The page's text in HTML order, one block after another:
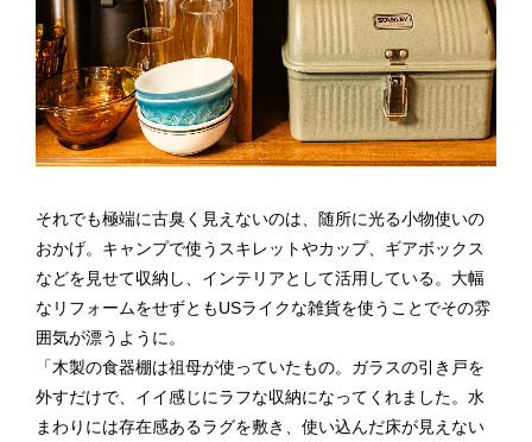
それでも極端に古臭く見えないのは、随所に光る小物使いの
おかげ。キャンプで使うスキレットやカップ、ギアボックス
などを見せて収納し、インテリアとして活用している。大幅
なリフォームをせずともUSライクな雑貨を使うことでその雰
囲気が漂うように。
「木製の食器棚は祖母が使っていたもの。ガラスの引き戸を
外すだけで、イイ感じにラフな収納になってくれました。水
まわりには存在感あるラグを敷き、使い込んだ床が見えない